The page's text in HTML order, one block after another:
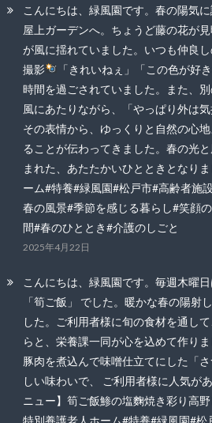
こんにちは、緑風園です。春の陽気
屋上ガーデンへ。ちょうど藤の花が
が風に揺れていました。いつも仲良
撮影
「きれいねぇ」「この色が好
時間を過ごされていました。また、
風にあたりながら、「やっぱり外は気
その表情から、ゆっくりと自然の心
ることが伝わってきました。春の光
まれた、あたたかいひとときとなり
ーム#特養#緑風園#松戸市#高齢者施
春の風景#季節を感じる暮らし#笑顔
間#春のひととき#介護のしごと
2025年4月22日
こんにちは、緑風園です。毎週木曜
「筍ご飯」 でした。暖かな春の陽射
した。ご利用者様に旬の食材を通し
らと、栄養課一同が心を込めて作りま
豚肉を煮込んで味噌仕立てにした「
しい味わいで、 ご利用者様に人気が
ニュー】筍ご飯鯵の塩麴焼き彩り高
特別養護老人ホーム#特養#緑風園#